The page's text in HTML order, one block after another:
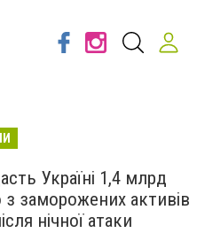
Україні 1,4 млрд
з заморожених активів
нічної атаки